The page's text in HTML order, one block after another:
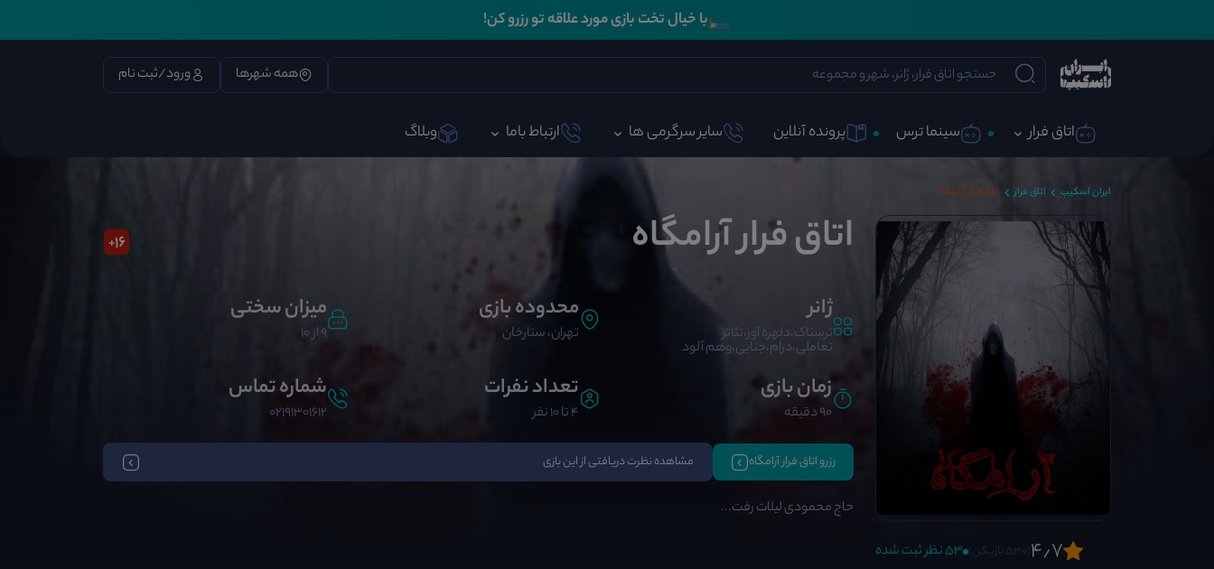
🛏️با خیال تخت بازی مورد علاقه تو رزرو کن!
همه شهرها ورود/ثبت نام
اتاق فرار سینما ترس پرونده آنلاین سایر سرگرمی ها ارتباط باما وبلاگ
ایران اسکیپ اتاق فرار اتاق فرار آرامگاه
4٫7(530 بازیکن) 53 نظر ثبت شده
اتاق فرار آرامگاه 16
+
ژانر
ترسناک،دلهره آور،تئاتر
تعاملی،درام،جنایی،وهم آلود
محدوده بازی
تهران، ستارخان
میزان سختی
9 از 10
زمان بازی
90 دقیقه
تعداد نفرات
4 تا 10 نفر
شماره تماس
02191301612
رزرو اتاق فرار آرامگاه مشاهده نظرت دریافتی از این بازی
حاج محمودی لیلات رفت...